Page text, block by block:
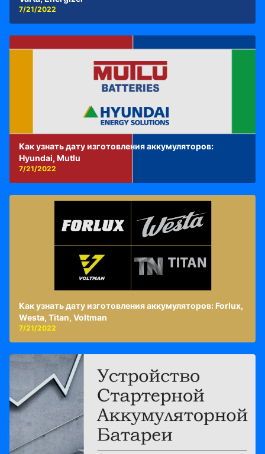
7/21/2022
Как узнать дату изготовления аккумуляторов:
Hyundai, Mutlu
7/21/2022
Как узнать дату изготовления аккумуляторов: Forlux,
Westa, Titan, Voltman
7/21/2022